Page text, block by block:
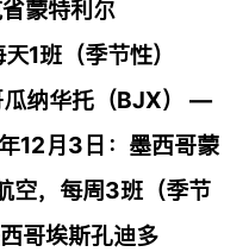
蒙特利尔
1班（季节性）
纳华托（BJX） —
12月3日：墨西哥蒙
，每周3班（季节
哥埃斯孔迪多